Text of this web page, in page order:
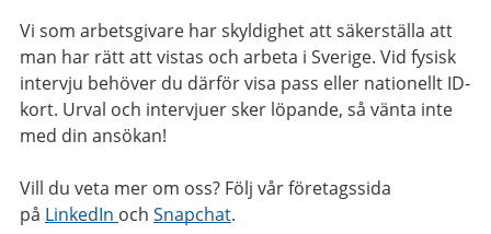
Vi som arbetsgivare har skyldighet att säkerställa att
man har rätt att vistas och arbeta i Sverige. Vid fysisk
intervju behöver du därför visa pass eller nationellt ID-
kort. Urval och intervjuer sker löpande, så vänta inte
med din ansökan!
Vill du veta mer om oss? Följ vår företagssida
på LinkedIn och Snapchat.